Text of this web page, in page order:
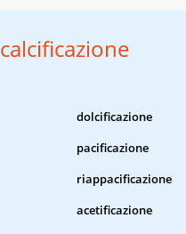
calcificazione
dolcificazione
pacificazione
riappacificazione
acetificazione